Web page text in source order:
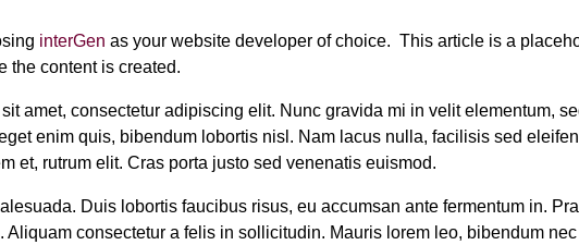
interGen as your website developer of choice. This article is a
the content is created.
amet, consectetur adipiscing elit. Nunc gravida mi in velit elementum,
enim quis, bibendum lobortis nisl. Nam lacus nulla, facilisis sed
et, rutrum elit. Cras porta justo sed venenatis euismod.
Duis lobortis faucibus risus, eu accumsan ante fermentum in.
Aliquam consectetur a felis in sollicitudin. Mauris lorem leo, bibendum